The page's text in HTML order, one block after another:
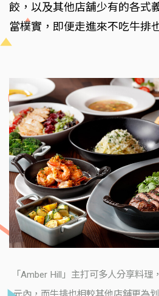
餃，以及其他店舖少有的各式
當樸實，即便走進來不吃牛排
「Amber Hill」主打可多人分享料